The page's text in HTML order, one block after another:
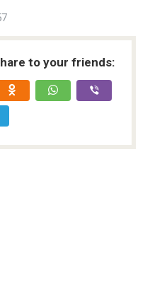
to your friends: